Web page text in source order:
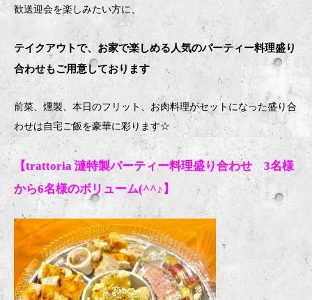
歓送迎会を楽しみたい方に、
テイクアウトで、お家で楽しめる人気のパーティー料理盛り
合わせもご用意しております
前菜、燻製、本日のフリット、お肉料理がセットになった盛り合
わせは自宅ご飯を豪華に彩ります☆
【trattoria 漣特製パーティー料理盛り合わせ 3名様
から6名様のボリューム(^^♪】